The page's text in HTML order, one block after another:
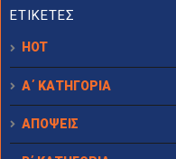
ΕΤΙΚΕΤΕΣ
HOT
Α΄ ΚΑΤΗΓΟΡΙΑ
ΑΠΟΨΕΙΣ